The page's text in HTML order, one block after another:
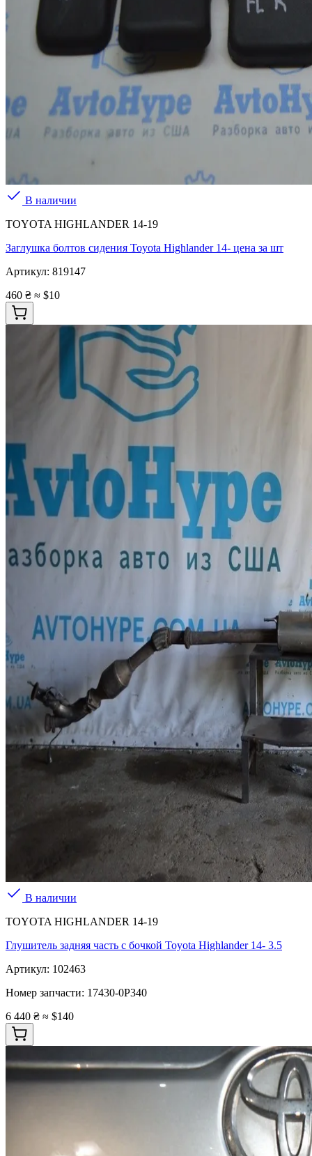
В наличии
TOYOTA HIGHLANDER 14-19
Заглушка болтов сидения Toyota Highlander 14- цена за шт
Артикул: 819147
460 ₴ ≈ $10
В наличии
TOYOTA HIGHLANDER 14-19
Глушитель задняя часть с бочкой Toyota Highlander 14- 3.5
Артикул: 102463
Номер запчасти: 17430-0P340
6 440 ₴ ≈ $140